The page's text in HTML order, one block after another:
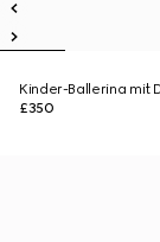
Kinder-Ballerina mit
£350